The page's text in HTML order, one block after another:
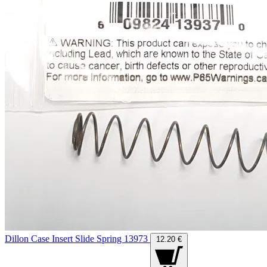
Dillon Case Insert Slide Spring 13973 12.20 €